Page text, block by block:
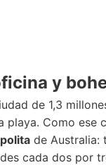
y
de 1,3
Como
de Australia:
cada dos por